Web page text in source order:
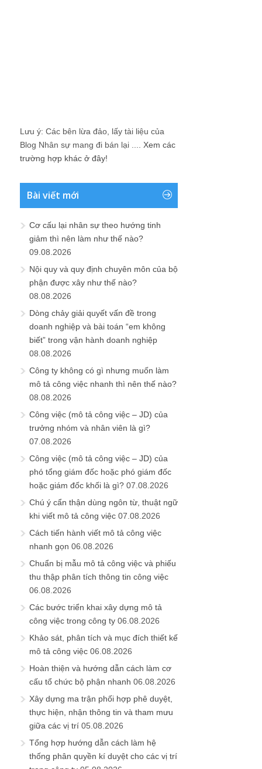
Lưu ý: Các bên lừa đảo, lấy tài liệu của
Blog Nhân sự mang đi bán lại .... Xem các
trường hợp khác ở đây!
Bài viết mới
Cơ cấu lại nhân sự theo hướng tinh
giảm thì nên làm như thế nào?
09.08.2026
Nội quy và quy định chuyên môn của bộ
phận được xây như thế nào?
08.08.2026
Dòng chảy giải quyết vấn đề trong
doanh nghiệp và bài toán “em không
biết” trong vận hành doanh nghiệp
08.08.2026
Công ty không có gì nhưng muốn làm
mô tả công việc nhanh thì nên thế nào?
08.08.2026
Công việc (mô tả công việc – JD) của
trưởng nhóm và nhân viên là gì?
07.08.2026
Công việc (mô tả công việc – JD) của
phó tổng giám đốc hoặc phó giám đốc
hoặc giám đốc khối là gì? 07.08.2026
Chú ý cẩn thận dùng ngôn từ, thuật ngữ
khi viết mô tả công việc 07.08.2026
Cách tiến hành viết mô tả công việc
nhanh gọn 06.08.2026
Chuẩn bị mẫu mô tả công việc và phiếu
thu thập phân tích thông tin công việc
06.08.2026
Các bước triển khai xây dựng mô tả
công việc trong công ty 06.08.2026
Khảo sát, phân tích và mục đích thiết kế
mô tả công việc 06.08.2026
Hoàn thiện và hướng dẫn cách làm cơ
cấu tổ chức bộ phận nhanh 06.08.2026
Xây dựng ma trận phối hợp phê duyệt,
thực hiện, nhận thông tin và tham mưu
giữa các vị trí 05.08.2026
Tổng hợp hướng dẫn cách làm hệ
thống phân quyền kí duyệt cho các vị trí